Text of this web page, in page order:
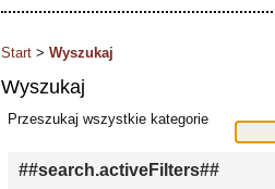
Start > Wyszukaj
Wyszukaj
Przeszukaj wszystkie kategorie
##search.activeFilters##